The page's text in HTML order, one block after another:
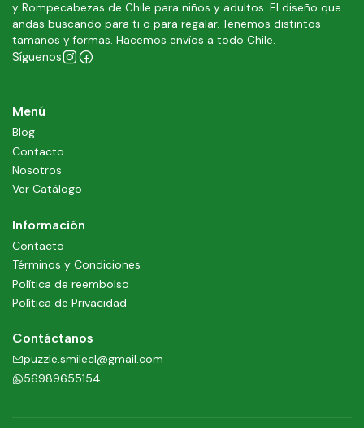
y Rompecabezas de Chile para niños y adultos. El diseño que
andas buscando para ti o para regalar. Tenemos distintos
tamaños y formas. Hacemos envíos a todo Chile.
Síguenos
Menú
Blog
Contacto
Nosotros
Ver Catálogo
Información
Contacto
Términos y Condiciones
Política de reembolso
Política de Privacidad
Contáctanos
puzzle.smilecl@gmail.com
56989655154